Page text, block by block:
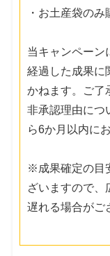
・お土産袋の
当キャンペーン
経過した成果に
かねます。ご了
非承認理由につ
ら6か月以内に
※成果確定の目
ざいますので、
遅れる場合がご